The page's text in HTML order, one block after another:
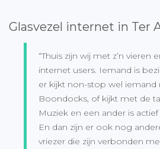
Glasvezel internet in Ter
“Thuis zijn wij met z’n vieren
internet users. Iemand is
er kijkt non-stop wel iemand
Boondocks, of kijkt met de
Muziek en een ander is
En dan zijn er ook nog
vriezer die zijn verbonden